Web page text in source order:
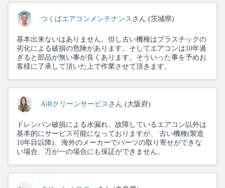
つくばエアコンメンテナンス さん (茨城県)
基本出来ないはありません。但し古い機種はプラスチックの
劣化による破損の危険があります。そしてエアコンは10年過
ぎると部品が無い事が良くあります。そういった事を予めお
客様に了承して頂いた上で作業させて頂きます。
AiRクリーンサービス さん (大阪府)
ドレンパン破損による水漏れ、故障しているエアコン以外は
基本的にサービス可能になっておりますが、 古い機種(製造
10年目以降)、海外のメーカーでパーツの取り寄せができな
い場合、万が一の場合にも保証ができません。